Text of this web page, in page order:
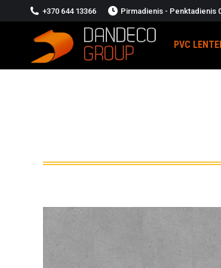
+370 644 13366 Pirmadienis - Penktadienis
PVC